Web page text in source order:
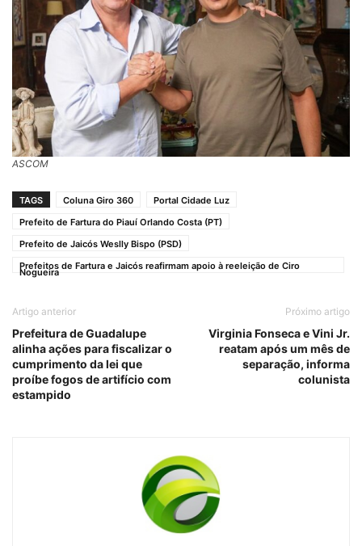
ASCOM
TAGS Coluna Giro 360
Portal Cidade Luz
Prefeito de Fartura do Piauí Orlando Costa (PT)
Prefeito de Jaicós Weslly Bispo (PSD)
Prefeitos de Fartura e Jaicós reafirmam apoio à reeleição de Ciro
Nogueira
Artigo anterior
Prefeitura de Guadalupe
alinha ações para fiscalizar o
cumprimento da lei que
proíbe fogos de artifício com
estampido
Próximo artigo
Virginia Fonseca e Vini Jr.
reatam após um mês de
separação, informa
colunista